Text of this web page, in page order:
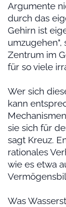
Argumente
durch das
Gehirn ist
umzugehen",
Zentrum im
für so viele
Wer sich
kann
sie sich für
sagt Kreuz.
rationales
wie es etwa
Was